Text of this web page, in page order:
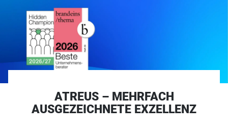
ATREUS – MEHRFACH
AUSGEZEICHNETE EXZELLENZ